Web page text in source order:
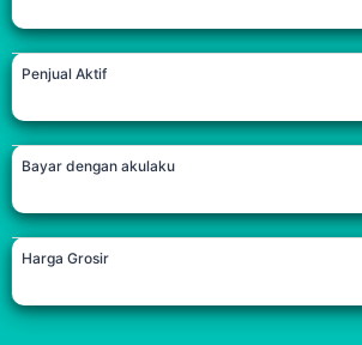
Penjual Aktif
Bayar dengan akulaku
Harga Grosir